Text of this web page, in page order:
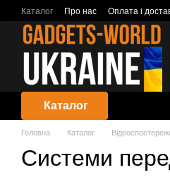
Перейти до основного контенту
Каталог Про нас Оплата і
Каталог
Головна Каталог
Системи